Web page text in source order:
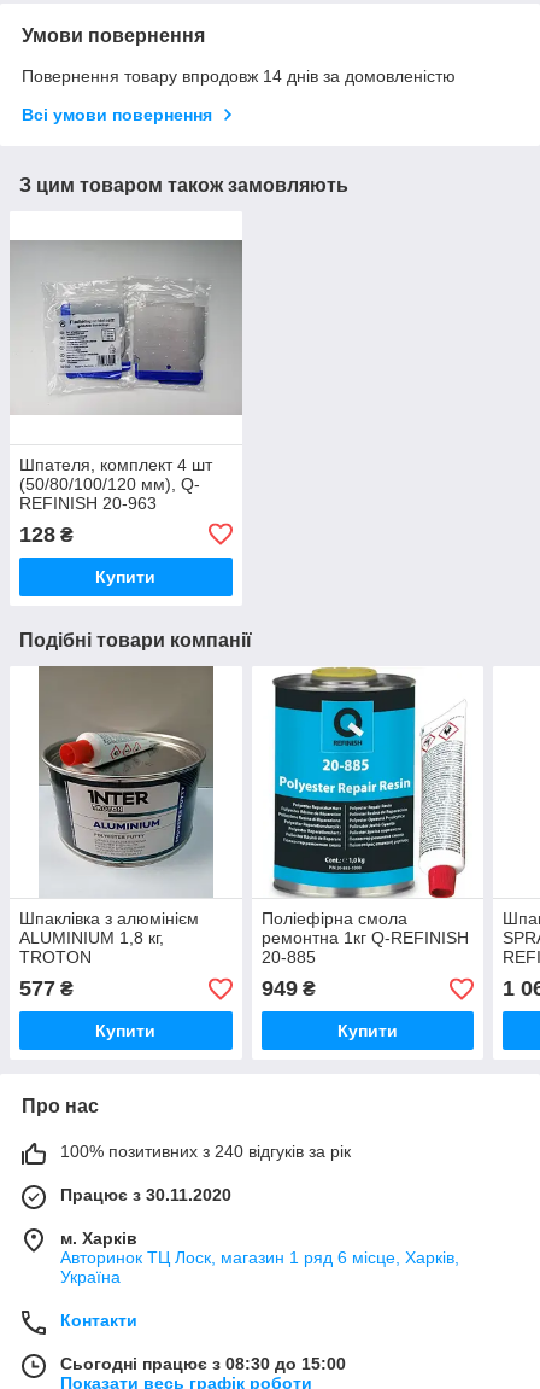
Умови повернення
Повернення товару впродовж 14 днів за домовленістю
Всі умови повернення
З цим товаром також замовляють
Шпателя, комплект 4 шт
(50/80/100/120 мм), Q-
REFINISH 20-963
128 ₴
Купити
Подібні товари компанії
Шпаклівка з алюмінієм
ALUMINIUM 1,8 кг,
TROTON
577 ₴
Купити
Поліефірна смола
ремонтна 1кг Q-REFINISH
20-885
949₴
Купити
1
Про нас
100% позитивних з 240 відгуків за рік
Працює з 30.11.2020
м. Харків
Авторинок ТЦ Лоск, магазин 1 ряд 6 місце, Харків,
Україна
Контакти
Сьогодні працює з 08:30 до 15:00
Показати весь графік роботи